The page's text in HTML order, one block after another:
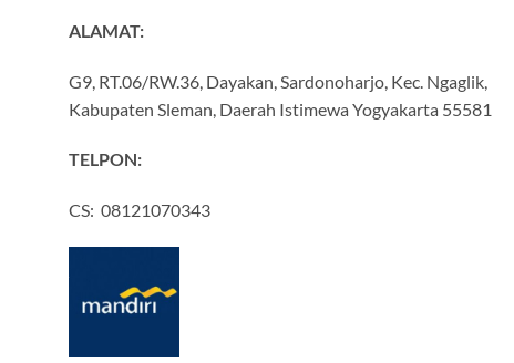
ALAMAT:
G9, RT.06/RW.36, Dayakan, Sardonoharjo, Kec. Ngaglik,
Kabupaten Sleman, Daerah Istimewa Yogyakarta 55581
TELPON:
CS: 08121070343